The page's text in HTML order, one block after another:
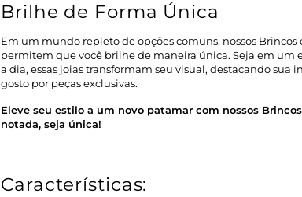
Brilhe de Forma Única
Em um mundo repleto de opções comuns, nossos Brincos
permitem que você brilhe de maneira única. Seja em um
a dia, essas joias transformam seu visual, destacando sua
gosto por peças exclusivas.
Eleve seu estilo a um novo patamar com nossos Brincos
notada, seja única!
Características: